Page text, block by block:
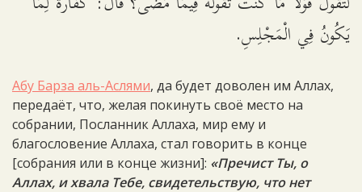
يَكُونُ فِي الْمَجْلِسِ.
Абу Барза аль-Аслями, да будет доволен им Аллах,
передаёт, что, желая покинуть своё место на
собрании, Посланник Аллаха, мир ему и
благословение Аллаха, стал говорить в конце
[собрания или в конце жизни]: «Пречист Ты, о
Аллах, и хвала Тебе, свидетельствую, что нет